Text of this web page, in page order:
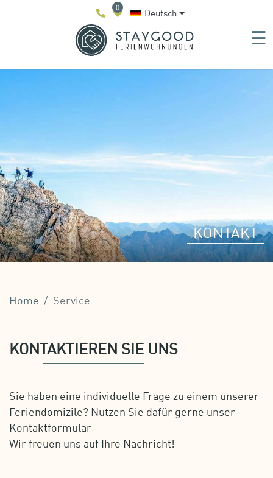
0 Deutsch
☰
KONTAKT
Home Service
KONTAKTIEREN SIE UNS
Sie haben eine individuelle Frage zu einem unserer
Feriendomizile? Nutzen Sie dafür gerne unser
Kontaktformular
Wir freuen uns auf Ihre Nachricht!